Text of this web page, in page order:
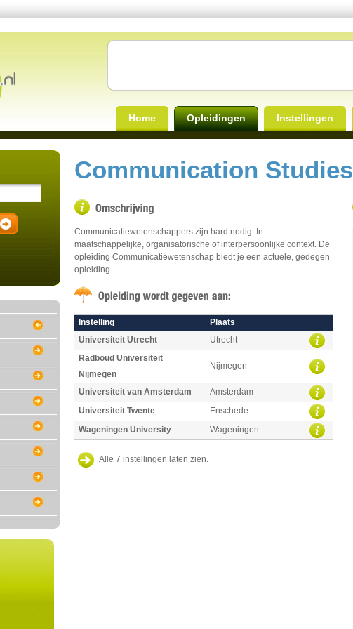
Home Opleidingen Instellingen
Communication Studies
Communicatiewetenschappers zijn hard nodig. In
maatschappelijke, organisatorische of interpersoonlijke context. De
opleiding Communicatiewetenschap biedt je een actuele, gedegen
opleiding.
Instelling
Plaats
Universiteit Utrecht
Utrecht
Radboud Universiteit
Nijmegen
Nijmegen
Universiteit van Amsterdam
Amsterdam
Universiteit Twente
Enschede
Wageningen University
Wageningen
Alle 7 instellingen laten zien.